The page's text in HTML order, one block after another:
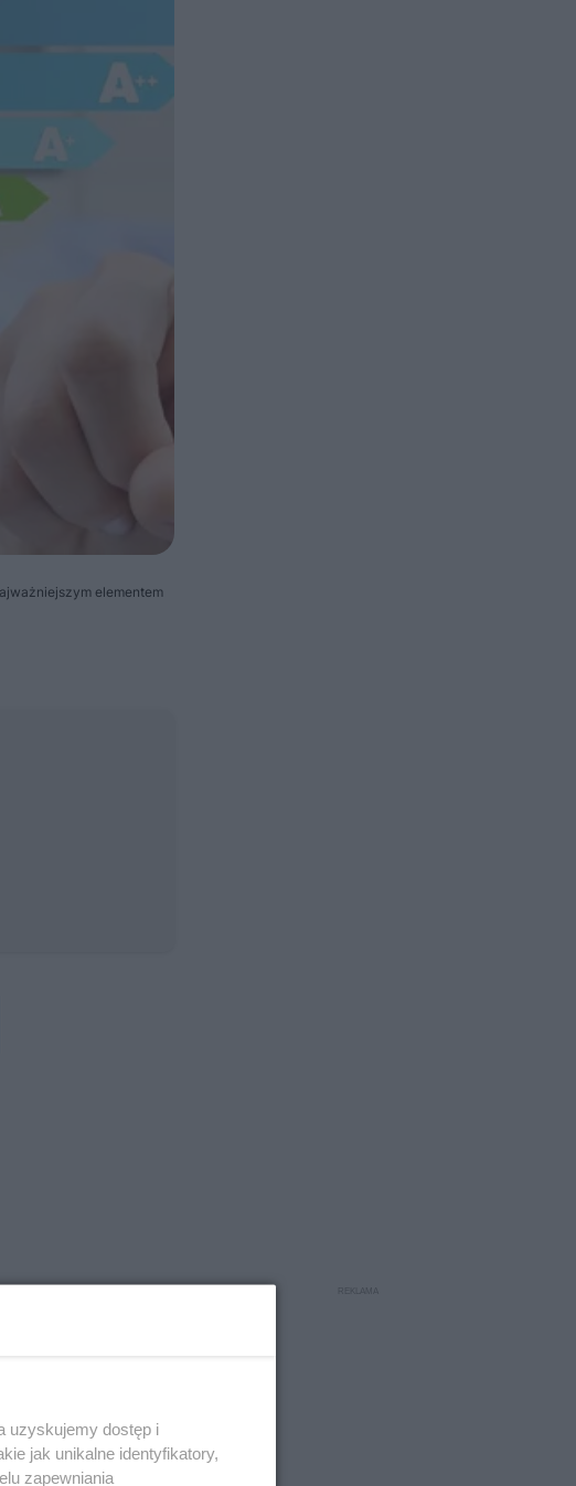
elementem
uzyskujemy dostęp i
jak unikalne identyfikatory,
zapewniania